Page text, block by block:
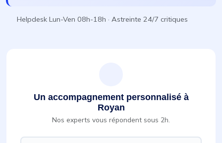
Helpdesk Lun-Ven 08h-18h · Astreinte 24/7 critiques
Un accompagnement personnalisé à
Royan
Nos experts vous répondent sous 2h.